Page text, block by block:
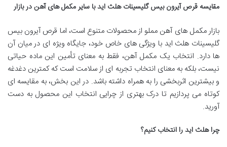
مقایسه قرص آیرون بیس گلیسینات هلث اید با سایر مکمل های آهن در بازار
بازار مکمل های آهن مملو از محصولات متنوع است، اما قرص آیرون بیس
گلیسینات هلث اید با ویژگی های خاص خود، جایگاه ویژه ای در میان آن
ها دارد. انتخاب یک مکمل آهن، فقط به معنای تأمین این ماده حیاتی
نیست، بلکه به معنای انتخاب تجربه ای از سلامت است که کمترین دغدغه
و بیشترین اثربخشی را به همراه داشته باشد. در این بخش، به مقایسه ای
کوتاه می پردازیم تا درک بهتری از چرایی انتخاب این محصول به دست
آورید.
چرا هلث اید را انتخاب کنیم؟